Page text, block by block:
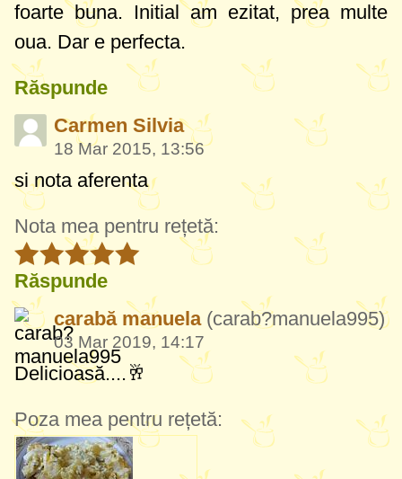
foarte buna. Initial am ezitat, prea multe
oua. Dar e perfecta.
Răspunde
Carmen Silvia
18 Mar 2015, 13:56
si nota aferenta
Nota mea pentru rețetă:
Răspunde
carabă manuela (carab?manuela995)
03 Mar 2019, 14:17
Delicioasă....🥂
Poza mea pentru rețetă: